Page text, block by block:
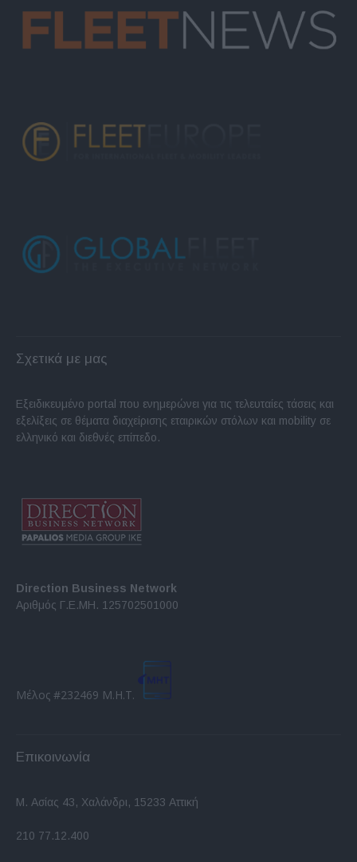
Σχετικά με μας
Εξειδικευμένο portal που ενημερώνει για τις τελευταίες τάσεις και
εξελίξεις σε θέματα διαχείρισης εταιρικών στόλων και mobility σε
ελληνικό και διεθνές επίπεδο.
Direction Business Network
Αριθμός Γ.Ε.ΜΗ. 125702501000
Μέλος #232469 Μ.Η.Τ.
Επικοινωνία
Μ. Ασίας 43, Χαλάνδρι, 15233 Αττική
210 77.12.400